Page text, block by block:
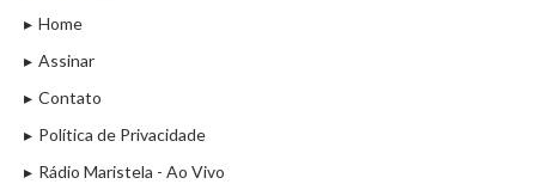
Home
Assinar
Contato
Política de Privacidade
Rádio Maristela - Ao Vivo